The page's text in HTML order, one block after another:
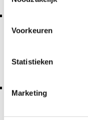
Voorkeuren
Statistieken
Marketing
met het doel en
Om een
nodig. Dit aantal